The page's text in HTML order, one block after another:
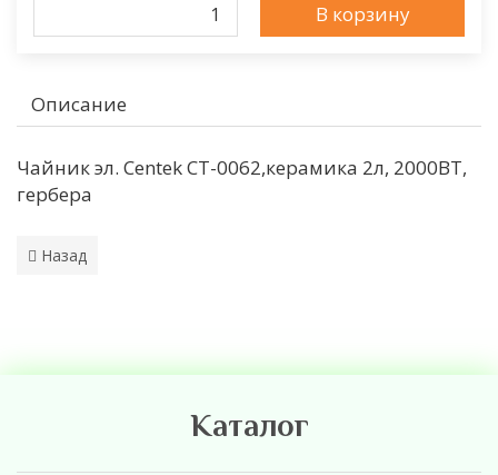
В корзину
Описание
Чайник эл. Centek СТ-0062,керамика 2л, 2000ВТ,
гербера
Назад
Каталог